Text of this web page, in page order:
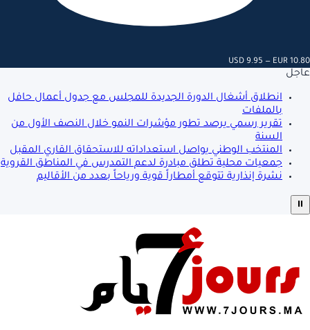
USD 9.95 — EUR 10.80
عاجل
انطلاق أشغال الدورة الجديدة للمجلس مع جدول أعمال حافل
بالملفات
تقرير رسمي يرصد تطور مؤشرات النمو خلال النصف الأول من
السنة
المنتخب الوطني يواصل استعداداته للاستحقاق القاري المقبل
جمعيات محلية تطلق مبادرة لدعم التمدرس في المناطق القروية
نشرة إنذارية تتوقع أمطاراً قوية ورياحاً بعدد من الأقاليم
⏸